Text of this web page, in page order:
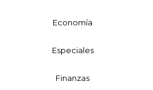
Economía
Especiales
Finanzas